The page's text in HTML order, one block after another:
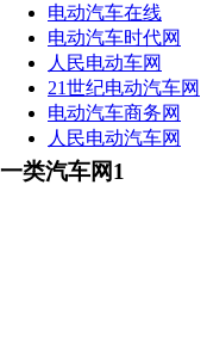
电动汽车在线
电动汽车时代网
人民电动车网
21世纪电动汽车网
电动汽车商务网
人民电动汽车网
一类汽车网1